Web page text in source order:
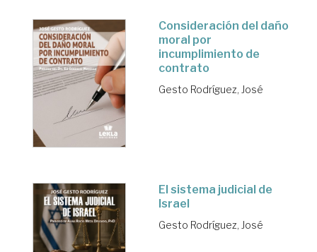
Consideración del daño
moral por
incumplimiento de
contrato
Gesto Rodríguez, José
El sistema judicial de
Israel
Gesto Rodríguez, José